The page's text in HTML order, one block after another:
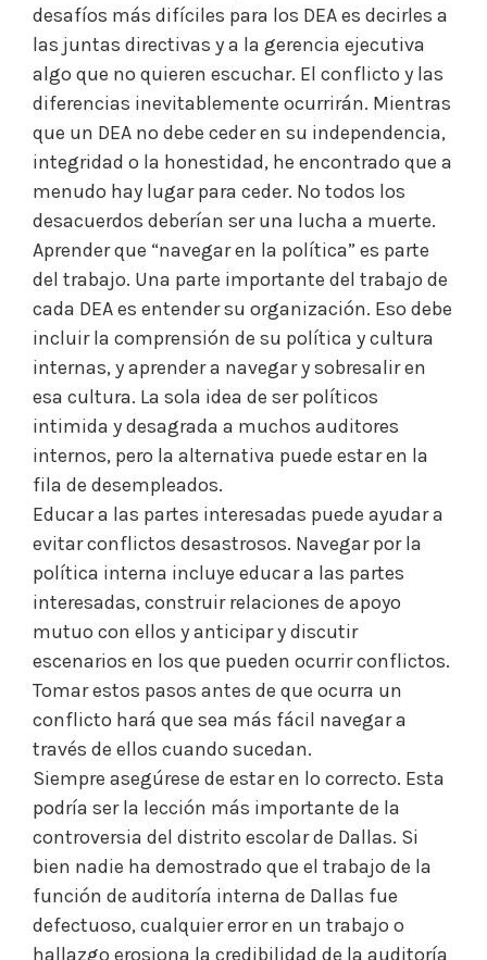
desafíos más difíciles para los DEA es decirles a
las juntas directivas y a la gerencia ejecutiva
algo que no quieren escuchar. El conflicto y las
diferencias inevitablemente ocurrirán. Mientras
que un DEA no debe ceder en su independencia,
integridad o la honestidad, he encontrado que a
menudo hay lugar para ceder. No todos los
desacuerdos deberían ser una lucha a muerte.
Aprender que “navegar en la política” es parte
del trabajo. Una parte importante del trabajo de
cada DEA es entender su organización. Eso debe
incluir la comprensión de su política y cultura
internas, y aprender a navegar y sobresalir en
esa cultura. La sola idea de ser políticos
intimida y desagrada a muchos auditores
internos, pero la alternativa puede estar en la
fila de desempleados.
Educar a las partes interesadas puede ayudar a
evitar conflictos desastrosos. Navegar por la
política interna incluye educar a las partes
interesadas, construir relaciones de apoyo
mutuo con ellos y anticipar y discutir
escenarios en los que pueden ocurrir conflictos.
Tomar estos pasos antes de que ocurra un
conflicto hará que sea más fácil navegar a
través de ellos cuando sucedan.
Siempre asegúrese de estar en lo correcto. Esta
podría ser la lección más importante de la
controversia del distrito escolar de Dallas. Si
bien nadie ha demostrado que el trabajo de la
función de auditoría interna de Dallas fue
defectuoso, cualquier error en un trabajo o
hallazgo erosiona la credibilidad de la auditoría